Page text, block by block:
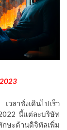
ลาชั่งเดินไปเร็ว
นี้แต่ละบริษัท
ษะด้านดิจิทัลเพิ่ม